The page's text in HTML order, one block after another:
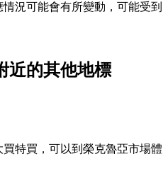
況可能會有所變動，可能受到
近的其他地標
特買，可以到榮克魯亞市場體